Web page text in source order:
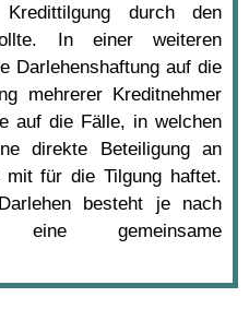
durch den
In einer weiteren
Darlehenshaftung auf die
mehrerer Kreditnehmer
auf die Fälle, in welchen
direkte Beteiligung an
mit für die Tilgung haftet.
besteht je nach
eine gemeinsame